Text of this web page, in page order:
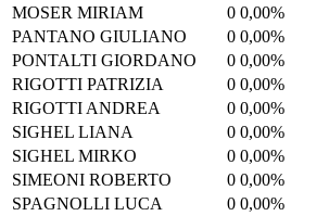
MOSER MIRIAM
0 0,00%
PANTANO GIULIANO
0 0,00%
PONTALTI GIORDANO
0 0,00%
RIGOTTI PATRIZIA
0 0,00%
RIGOTTI ANDREA
0 0,00%
SIGHEL LIANA
0 0,00%
SIGHEL MIRKO
0 0,00%
SIMEONI ROBERTO
0 0,00%
SPAGNOLLI LUCA
0 0,00%